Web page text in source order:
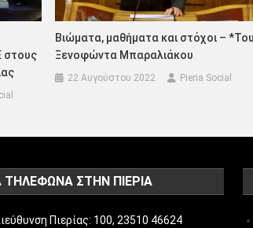
στους
Βιώματα, μαθήματα και στόχοι –
Ξενοφώντα Μπαραλιάκου
22 Αυγούστου 2022 Pieria Social
ΤΗΛΕΦΩΝΑ ΣΤΗΝ ΠΙΕΡΙΑ
Πιερίας: 100, 23510 46624